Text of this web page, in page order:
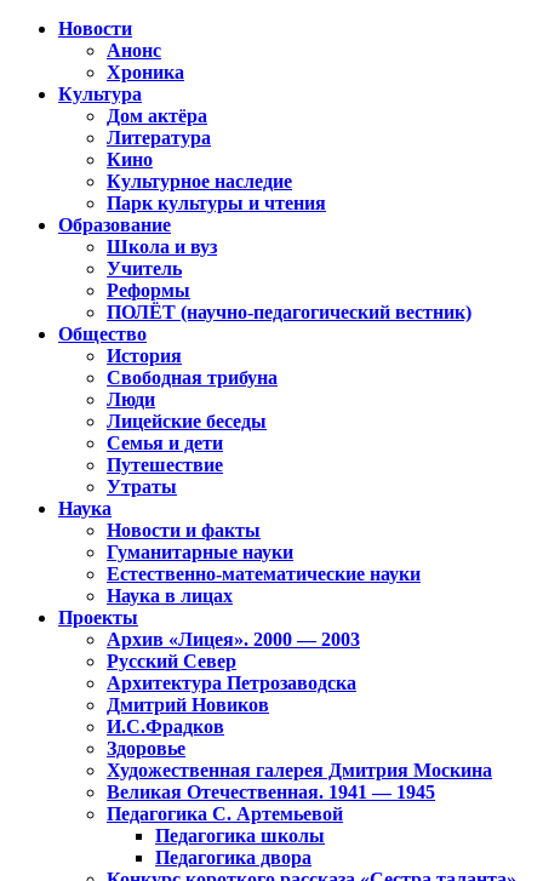
Новости
Анонс
Хроника
Культура
Дом актёра
Литература
Кино
Культурное наследие
Парк культуры и чтения
Образование
Школа и вуз
Учитель
Реформы
ПОЛЁТ (научно-педагогический вестник)
Общество
История
Свободная трибуна
Люди
Лицейские беседы
Семья и дети
Путешествие
Утраты
Наука
Новости и факты
Гуманитарные науки
Естественно-математические науки
Наука в лицах
Проекты
Архив «Лицея». 2000 — 2003
Русский Север
Архитектура Петрозаводска
Дмитрий Новиков
И.С.Фрадков
Здоровье
Художественная галерея Дмитрия Москина
Великая Отечественная. 1941 — 1945
Педагогика С. Артемьевой
Педагогика школы
Педагогика двора